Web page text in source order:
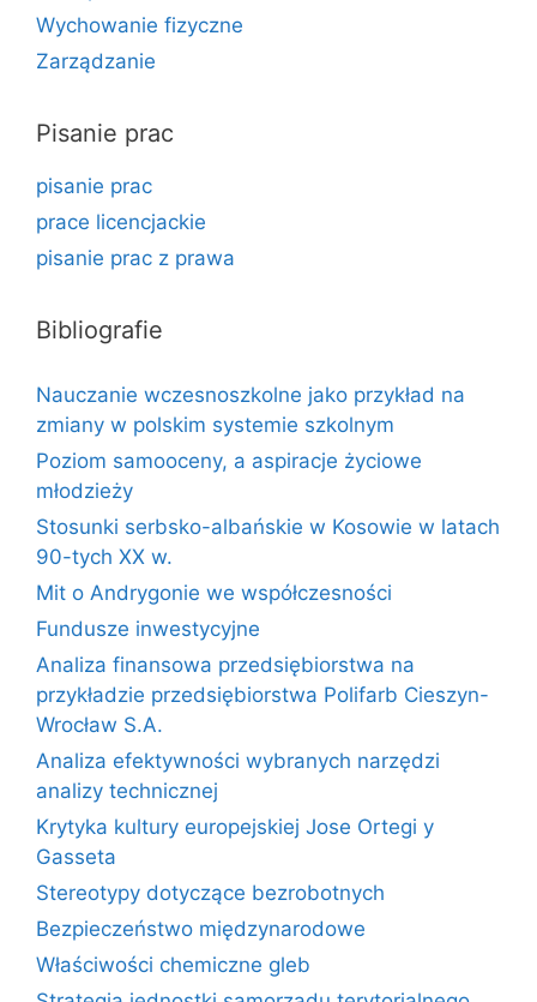
Wychowanie fizyczne
Zarządzanie
Pisanie prac
pisanie prac
prace licencjackie
pisanie prac z prawa
Bibliografie
Nauczanie wczesnoszkolne jako przykład na
zmiany w polskim systemie szkolnym
Poziom samooceny, a aspiracje życiowe
młodzieży
Stosunki serbsko-albańskie w Kosowie w latach
90-tych XX w.
Mit o Andrygonie we współczesności
Fundusze inwestycyjne
Analiza finansowa przedsiębiorstwa na
przykładzie przedsiębiorstwa Polifarb Cieszyn-
Wrocław S.A.
Analiza efektywności wybranych narzędzi
analizy technicznej
Krytyka kultury europejskiej Jose Ortegi y
Gasseta
Stereotypy dotyczące bezrobotnych
Bezpieczeństwo międzynarodowe
Właściwości chemiczne gleb